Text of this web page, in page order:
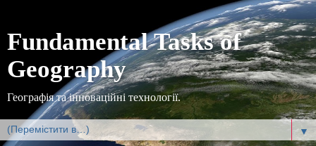
Fundamental Tasks of
Geography
Географія та інноваційні технології.
▼